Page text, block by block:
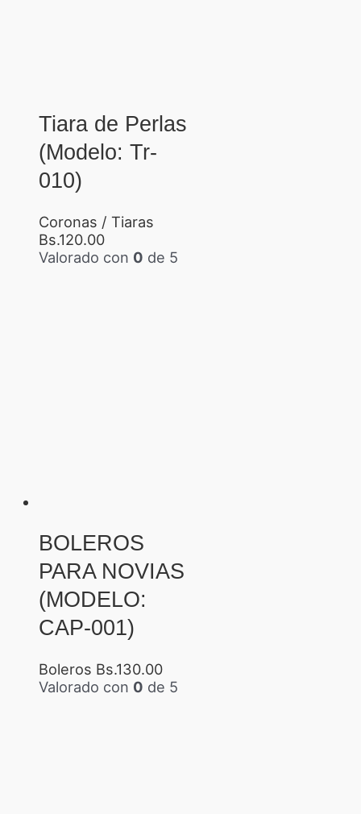
Tiara de Perlas
(Modelo: Tr-
010)
Coronas / Tiaras
Bs.120.00
Valorado con 0 de 5
BOLEROS
PARA NOVIAS
(MODELO:
CAP-001)
Boleros Bs.130.00
Valorado con 0 de 5